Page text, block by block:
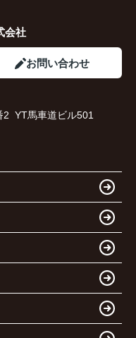
会社
お問い合わせ
2 YT馬車道ビル501